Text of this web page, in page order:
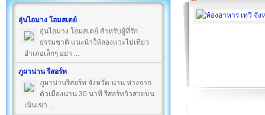
อุ่นไอมาง โฮมสเตย์
อุ่นไอมาง โฮมสเตย์ สำหรับผู้ที่รัก
ธรรมชาติ แนะนำให้ลองแวะไปเที่ยว
อำเภอเล็กๆ อย่า ...
ภูผาน่าน รีสอร์ท
ภูผาน่านรีสอร์ท จังหวัด น่าน ห่างจาก
ตัวเมืองน่าน 30 นาที รีสอร์ทวิวสวยบน
เนินเขา ...